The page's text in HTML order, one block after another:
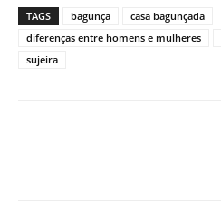
TAGS bagunça
casa bagunçada
diferenças entre homens e mulheres
sujeira